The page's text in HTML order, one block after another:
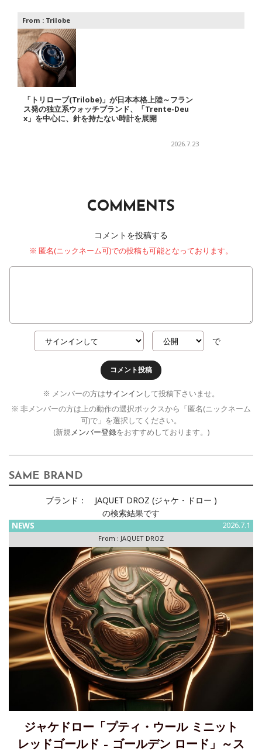
From : Trilobe
「トリローブ(Trilobe)」が日本本格上陸～フラン
ス発の独立系ウォッチブランド、「Trente-Deu
x」を中心に、針を持たない時計を展開
2026.7.23
COMMENTS
コメントを投稿する
※ 匿名(ニックネーム可)での投稿も可能となっております。
で
コメント投稿
※ メンバーの方はサインイン して投稿下さいませ。
※ 非メンバーの方は上の動作の選択ボックスから「匿名(ニックネーム
可)で」を選択してください。
(新規メンバー登録をおすすめしております。)
SAME BRAND
ブランド：
JAQUET DROZ (ジャケ・ドロー )
の検索結果です
NEWS 2026.7.1
From : JAQUET DROZ
ジャケドロー「プティ・ウール ミニット
レッドゴールド – ゴールデン ロード」～ス